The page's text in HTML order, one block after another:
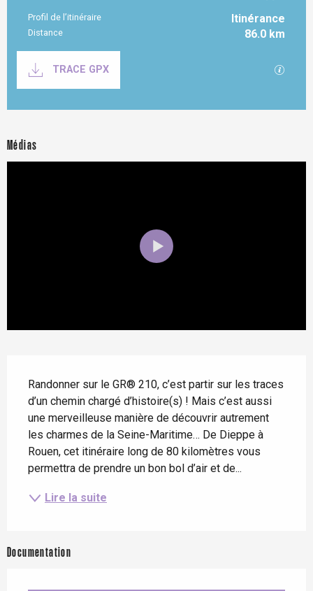
Profil de l’itinéraire Itinérance
Distance 86.0 km
TRACE GPX
Médias
Randonner sur le GR® 210, c’est partir sur les traces
d’un chemin chargé d’histoire(s) ! Mais c’est aussi
une merveilleuse manière de découvrir autrement
les charmes de la Seine-Maritime… De Dieppe à
Rouen, cet itinéraire long de 80 kilomètres vous
permettra de prendre un bon bol d’air et de...
Lire la suite
Documentation